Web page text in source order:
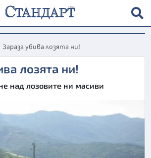
Зараза убива лозята ни!
лозята ни!
над лозовите ни масиви